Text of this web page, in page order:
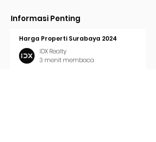
Informasi Penting
Harga Properti Surabaya 2024
IDX Realty
3 menit membaca